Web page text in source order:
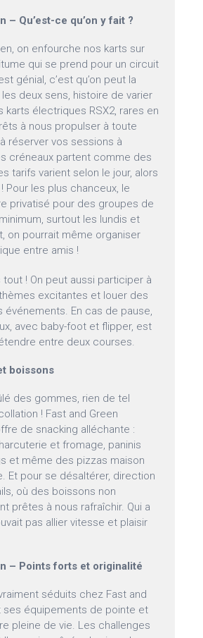
– Qu’est-ce qu’on y fait ?
on enfourche nos karts sur
qui se prend pour un circuit
génial, c’est qu’on peut la
deux sens, histoire de varier
karts électriques RSX2, rares en
à nous propulser à toute
réserver vos sessions à
créneaux partent comme des
tarifs varient selon le jour, alors
Pour les plus chanceux, le
privatisé pour des groupes de
surtout les lundis et
on pourrait même organiser
entre amis !
tout ! On peut aussi participer à
excitantes et louer des
événements. En cas de pause,
avec baby-foot et flipper, est
entre deux courses.
boissons
des gommes, rien de tel
! Fast and Green
de snacking alléchante :
et fromage, paninis
et même des pizzas maison
Et pour se désaltérer, direction
où des boissons non
prêtes à nous rafraîchir. Qui a
pas allier vitesse et plaisir
– Points forts et originalité
séduits chez Fast and
ses équipements de pointe et
pleine de vie. Les challenges